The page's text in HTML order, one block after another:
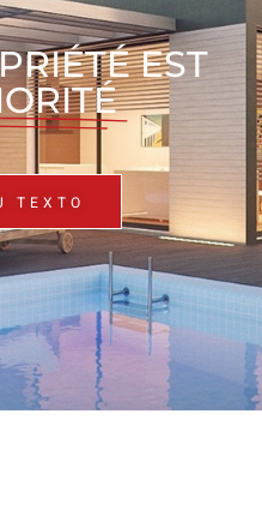
EST
TEXTO